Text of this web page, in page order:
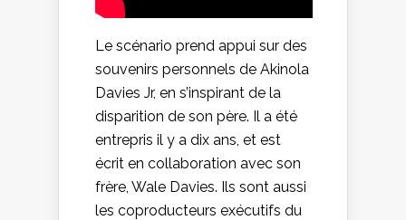
Le scénario prend appui sur des
souvenirs personnels de Akinola
Davies Jr, en s’inspirant de la
disparition de son père. Il a été
entrepris il y a dix ans, et est
écrit en collaboration avec son
frère, Wale Davies. Ils sont aussi
les coproducteurs exécutifs du